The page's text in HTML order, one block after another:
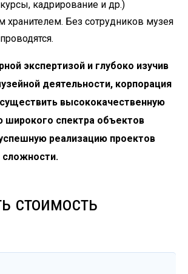
кадрирование и др.)
хранителем. Без сотрудников музея
экспертизой и глубоко изучив
деятельности, корпорация
высококачественную
спектра объектов
реализацию проектов
сложности.
стоимость